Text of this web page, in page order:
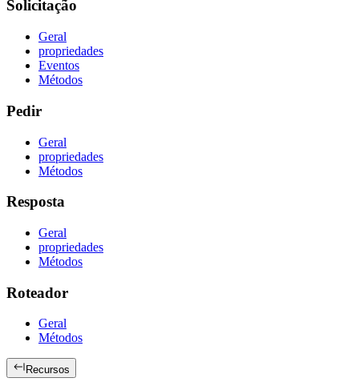
Solicitação
Geral
propriedades
Eventos
Métodos
Pedir
Geral
propriedades
Métodos
Resposta
Geral
propriedades
Métodos
Roteador
Geral
Métodos
Recursos